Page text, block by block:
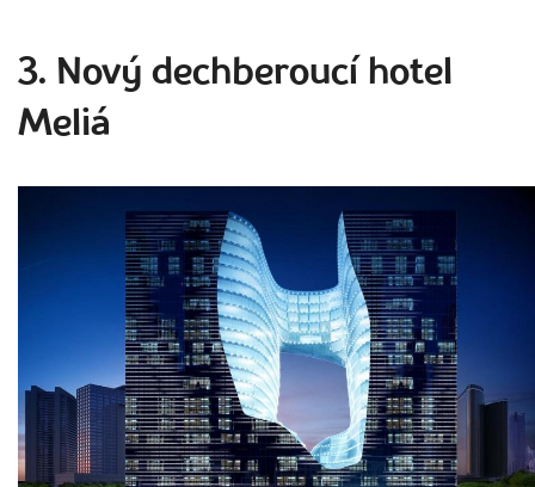
3. Nový dechberoucí hotel
Meliá